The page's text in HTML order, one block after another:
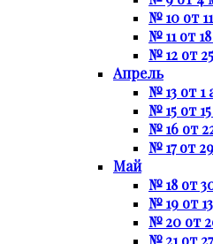
№ 10 от
№ 11 от
№ 12 от
Апрель
№ 13 от 1
№ 15 от
№ 16 от
№ 17 от
Май
№ 18 от
№ 19 от
№ 20 от
№ 21 от